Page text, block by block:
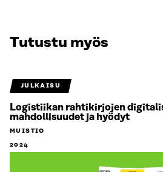
Tutustu myös
JULKAISU
Logistiikan rahtikirjojen
mahdollisuudet ja hyödyt
MUISTIO
2024